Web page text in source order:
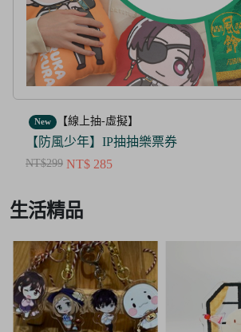
New 【線上抽-虛擬】
【防風少年】IP抽抽樂票券
NT$299 NT$ 285
3
3
生活精品